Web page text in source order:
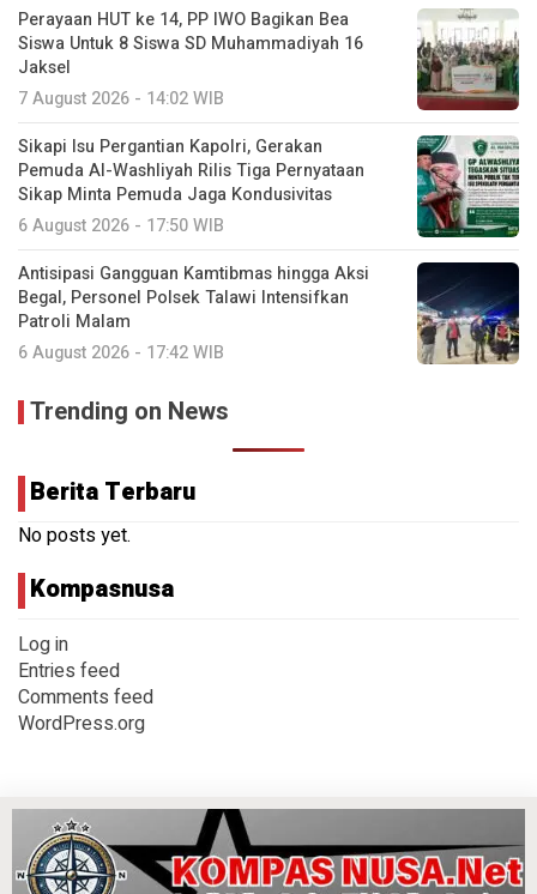
Perayaan HUT ke 14, PP IWO Bagikan Bea
Siswa Untuk 8 Siswa SD Muhammadiyah 16
Jaksel
7 August 2026 - 14:02 WIB
Sikapi Isu Pergantian Kapolri, Gerakan
Pemuda Al-Washliyah Rilis Tiga Pernyataan
Sikap Minta Pemuda Jaga Kondusivitas
6 August 2026 - 17:50 WIB
Antisipasi Gangguan Kamtibmas hingga Aksi
Begal, Personel Polsek Talawi Intensifkan
Patroli Malam
6 August 2026 - 17:42 WIB
Trending on News
Berita Terbaru
No posts yet.
Kompasnusa
Log in
Entries feed
Comments feed
WordPress.org